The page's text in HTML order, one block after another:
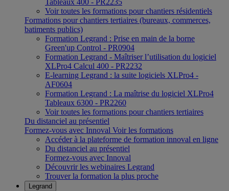
Tableaux 400 - PR2235
Voir toutes les formations pour chantiers résidentiels
Formations pour chantiers tertiaires (bureaux, commerces,
batiments publics)
Formation Legrand : Prise en main de la borne
Green'up Control - PR0904
Formation Legrand - Maîtriser l’utilisation du logiciel
XLPro4 Calcul 400 - PR2232
E-learning Legrand : la suite logiciels XLPro4 -
AF0604
Formation Legrand : La maîtrise du logiciel XLPro4
Tableaux 6300 - PR2260
Voir toutes les formations pour chantiers tertiaires
Du distanciel au présentiel
Formez-vous avec Innoval Voir les formations
Accéder à la plateforme de formation innoval en ligne
Du distanciel au présentiel
Formez-vous avec Innoval
Découvrir les webinaires Legrand
Trouver la formation la plus proche
Legrand